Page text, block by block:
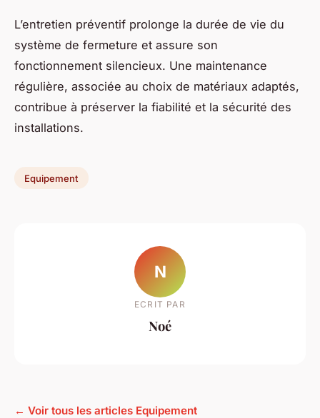
L’entretien préventif prolonge la durée de vie du
système de fermeture et assure son
fonctionnement silencieux. Une maintenance
régulière, associée au choix de matériaux adaptés,
contribue à préserver la fiabilité et la sécurité des
installations.
Equipement
N
ECRIT PAR
Noé
← Voir tous les articles Equipement